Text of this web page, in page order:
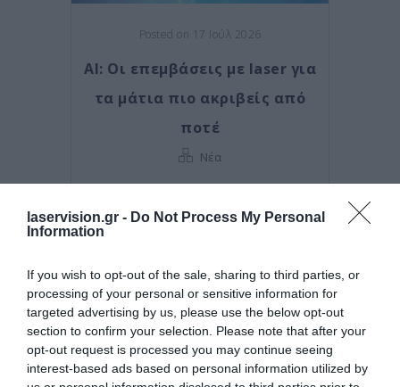
laservision.gr - Do Not Process My Personal
Information
If you wish to opt-out of the sale, sharing to third parties, or
processing of your personal or sensitive information for
targeted advertising by us, please use the below opt-out
section to confirm your selection. Please note that after your
opt-out request is processed you may continue seeing
interest-based ads based on personal information utilized by
Posted on 17 Ιούλ 2026
AI: Οι επεμβάσεις με laser για
τα μάτια πιο ακριβείς από
ποτέ
Νέα